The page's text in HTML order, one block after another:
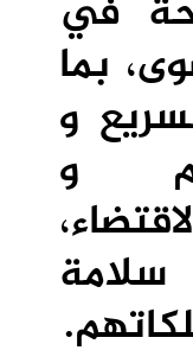
في
بما
و
و